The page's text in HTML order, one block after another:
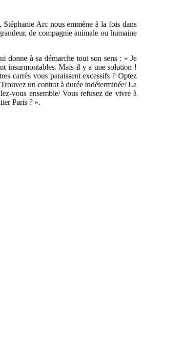
Arc nous emmène à la fois dans
de compagnie animale ou humaine
donne à sa démarche tout son sens : « Je
insurmontables. Mais il y a une solution !
carrés vous paraissent excessifs ? Optez
un contrat à durée indéterminée/ La
vous ensemble/ Vous refusez de vivre à
Paris ? ».